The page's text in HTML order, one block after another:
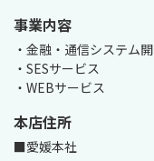
事業内容
・金融・通信システム
・SESサービス
・WEBサービス
本店住所
■愛媛本社